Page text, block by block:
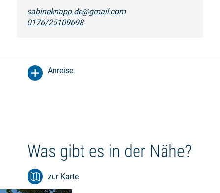
sabineknapp.de@gmail.com
0176/25109698
Anreise
Was gibt es in der Nähe?
zur Karte